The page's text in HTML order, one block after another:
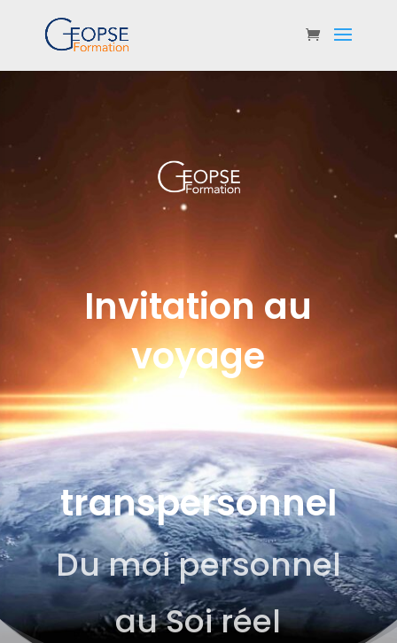
Invitation au
voyage
transpersonnel
Du moi personnel
au Soi réel